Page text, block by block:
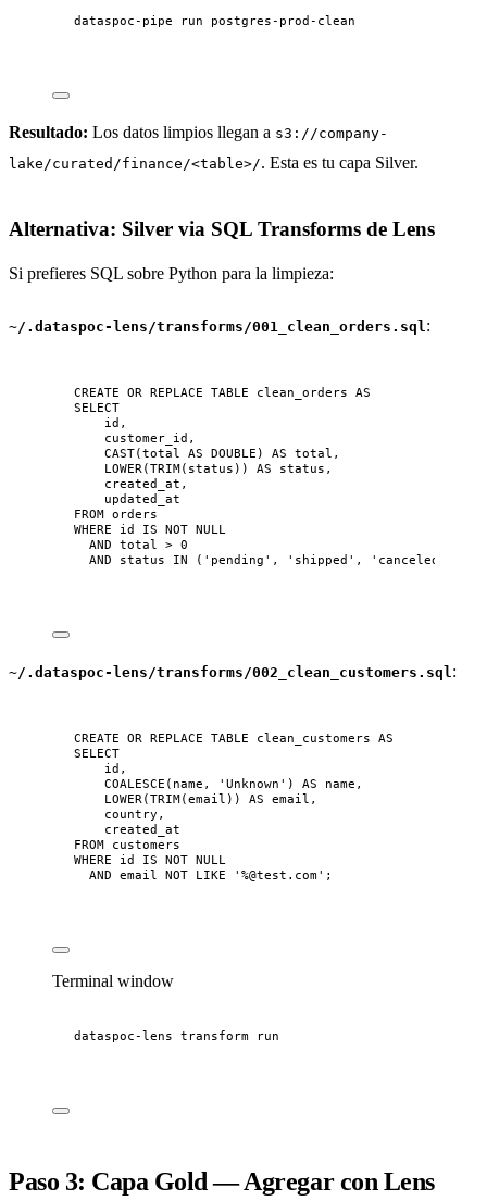
dataspoc-pipe run postgres-prod-clean
Resultado: Los datos limpios llegan a s3://company-
lake/curated/finance/<table>/. Esta es tu capa Silver.
Alternativa: Silver via SQL Transforms de Lens
Si prefieres SQL sobre Python para la limpieza:
~/.dataspoc-lens/transforms/001_clean_orders.sql :
CREATE OR REPLACE TABLE clean_orders AS
SELECT
id,
customer_id,
CAST(total AS DOUBLE) AS total,
LOWER(TRIM( status )) AS status ,
created_at,
updated_at
FROM orders
WHERE id IS NOT NULL
AND total > 0
AND
status IN ( ' pending ' , ' shipped ' , ' canceled
~/.dataspoc-lens/transforms/002_clean_customers.sql :
CREATE OR REPLACE TABLE clean_customers AS
SELECT
id,
COALESCE ( name , ' Unknown ' ) AS name ,
LOWER(TRIM(email)) AS email,
country,
created_at
FROM customers
WHERE id IS NOT NULL
AND email NOT LIKE ' %@test.com' ;
Terminal window
dataspoc-lens transform run
Paso 3: Capa Gold — Agregar con Lens